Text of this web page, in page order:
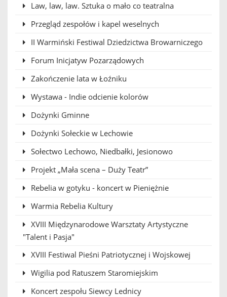
Law, law, law. Sztuka o mało co teatralna
Przegląd zespołów i kapel weselnych
II Warmiński Festiwal Dziedzictwa Browarniczego
Forum Inicjatyw Pozarządowych
Zakończenie lata w Łoźniku
Wystawa - Indie odcienie kolorów
Dożynki Gminne
Dożynki Sołeckie w Lechowie
Sołectwo Lechowo, Niedbałki, Jesionowo
Projekt „Mała scena – Duży Teatr”
Rebelia w gotyku - koncert w Pieniężnie
Warmia Rebelia Kultury
XVIII Międzynarodowe Warsztaty Artystyczne
"Talent i Pasja"
XVIII Festiwal Pieśni Patriotycznej i Wojskowej
Wigilia pod Ratuszem Staromiejskim
Koncert zespołu Siewcy Lednicy